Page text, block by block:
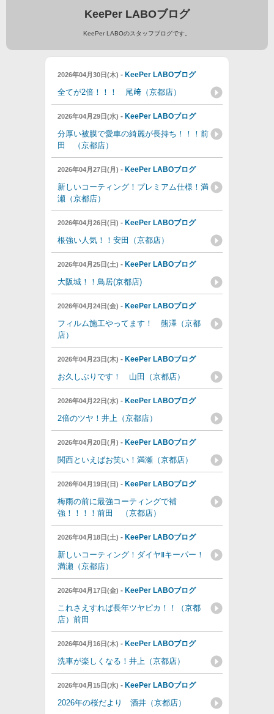
KeePer LABOブログ
KeePer LABOのスタッフブログです。
2026年04月30日(木) - KeePer LABOブログ
全てが2倍！！！ 尾﨑（京都店）
2026年04月29日(水) - KeePer LABOブログ
分厚い被膜で愛車の綺麗が長持ち！！！前
田 （京都店）
2026年04月27日(月) - KeePer LABOブログ
新しいコーティング！プレミアム仕様！満
瀬（京都店）
2026年04月26日(日) - KeePer LABOブログ
根強い人気！！安田（京都店）
2026年04月25日(土) - KeePer LABOブログ
大阪城！！鳥居(京都店)
2026年04月24日(金) - KeePer LABOブログ
フィルム施工やってます！ 熊澤（京都
店）
2026年04月23日(木) - KeePer LABOブログ
お久しぶりです！ 山田（京都店）
2026年04月22日(水) - KeePer LABOブログ
2倍のツヤ！井上（京都店）
2026年04月20日(月) - KeePer LABOブログ
関西といえばお笑い！満瀬（京都店）
2026年04月19日(日) - KeePer LABOブログ
梅雨の前に最強コーティングで補
強！！！！前田 （京都店）
2026年04月18日(土) - KeePer LABOブログ
新しいコーティング！ダイヤⅡキーパー！
満瀬（京都店）
2026年04月17日(金) - KeePer LABOブログ
これさえすれば長年ツヤピカ！！（京都
店）前田
2026年04月16日(木) - KeePer LABOブログ
洗車が楽しくなる！井上（京都店）
2026年04月15日(水) - KeePer LABOブログ
2026年の桜だより 酒井（京都店）